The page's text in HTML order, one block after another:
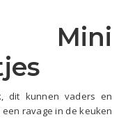
Mini
dit kunnen vaders en
ravage in de keuken